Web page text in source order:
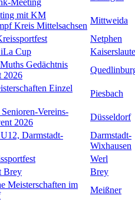
mit KM
Kreis Mittelsachsen
Mittweida
Netphen
Cup
Gedächtnis
2026
Einzel
Piesbach
Vereins-
2026
Düsseldorf
Darmstadt-
Darmstadt-
Wixhausen
Werl
Brey
Brey
Meisterschaften im
Meißner